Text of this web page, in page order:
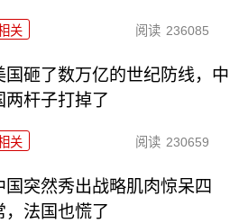
关 阅读 236085
国砸了数万亿的世纪防线，中
两杆子打掉了
关 阅读 230659
国突然秀出战略肌肉惊呆四
，法国也慌了